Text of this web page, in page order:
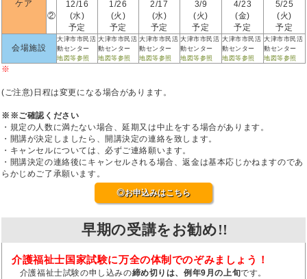
ケア
②
12/16
(水)
予定
1/26
(火)
予定
2/17
(水)
予定
3/9
(火)
予定
4/23
(金)
予定
5/25
(火)
予定
会場施設
大津市市民活
動センター
地図等参照
大津市市民活
動センター
地図等参照
大津市市民活
動センター
地図等参照
大津市市民活
動センター
地図等参照
大津市市民活
動センター
地図等参照
大津市市民活
動センター
地図等参照
※
(ご注意)日程は変更になる場合があります。
※※ご確認ください
・規定の人数に満たない場合、延期又は中止をする場合があります。
・開講が決定しましたら、開講決定の連絡を致します。
・キャンセルについては、必ずご連絡願います。
・開講決定の連絡後にキャンセルされる場合、返金は基本応じかねますのであ
らかじめご了承願います。
◎お申込みはこちら
早期の受講をお勧め!!
介護福祉士国家試験に万全の体制でのぞみましょう！
介護福祉士試験の申し込みの締め切りは、例年9月の上旬です。